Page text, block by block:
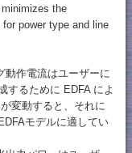
the
power type and line
動作電流はユーザーに
するために EDFA によ
変動すると、それに
モデルに適してい